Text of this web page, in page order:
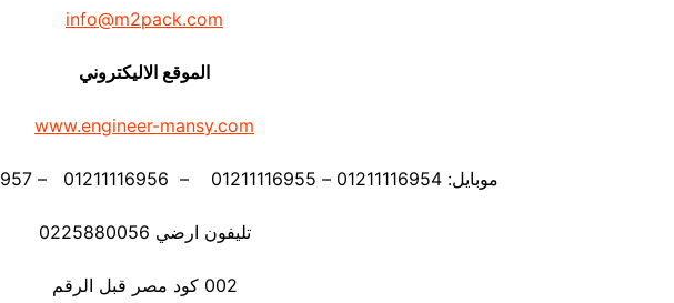
info@m2pack.com
الموقع الاليكتروني
www.engineer-mansy.com
موبايل: 01211116954 – 01211116955 – 01211116956 – 01211116957 – 01211116958
تليفون ارضي 0225880056
002 كود مصر قبل الرقم